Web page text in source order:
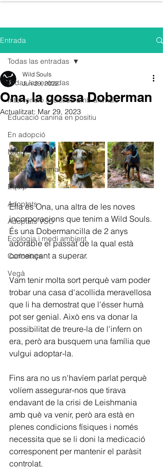
Entrada
Todas las entradas
Intervenció assistida amb animals
Educació canina en positiu
En adopció
Notícies
Benestar animal
Equip
Adoptats
Adoptats VSO
Ecologia i medi ambient
Curiositats
Vegà
Todas las entradas
Ona, la gossa Doberman
Wild Souls
Jun 29, 2022
Actualitzat: Mar 29, 2023
Ella és Ona, una altra de les noves
incorporacions que tenim a Wild Souls.
És una Dobermancilla de 2 anys
adorable el passat de la qual està
començant a superar.
Vam tenir molta sort perquè vam poder
trobar una casa d'acollida meravellosa
que li ha demostrat que l'ésser humà
pot ser genial. Això ens va donar la
possibilitat de treure-la de l'infern on
era, però ara busquem una família que
vulgui adoptar-la.
Fins ara no us n'havíem parlat perquè
volíem assegurar-nos que tirava
endavant de la crisi de Leishmania
amb què va venir, però ara està en
plenes condicions físiques i només
necessita que se li doni la medicació
corresponent per mantenir el paràsit
controlat.